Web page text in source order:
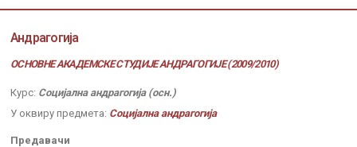
Андрагогија
ОСНОВНЕ АКАДЕМСКЕ СТУДИЈЕ АНДРАГОГИЈЕ (2009/2010)
Курс: Социјална андрагогија (осн.)
У оквиру предмета: Социјална андрагогија
Предавачи